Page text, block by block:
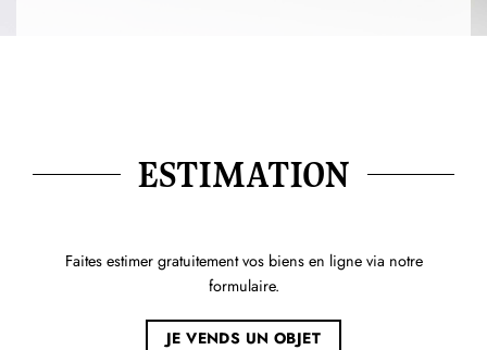
ESTIMATION
Faites estimer gratuitement vos biens en ligne via notre
formulaire.
JE VENDS UN OBJET